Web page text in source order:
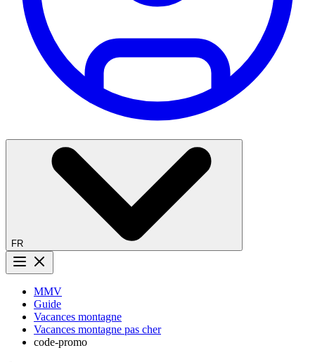
FR
Bouton menu
MMV
Guide
Vacances montagne
Vacances montagne pas cher
code-promo